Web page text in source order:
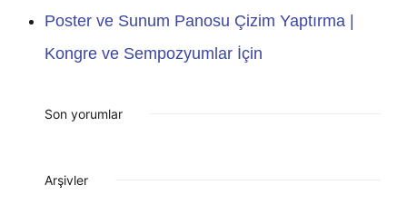
Poster ve Sunum Panosu Çizim Yaptırma |
Kongre ve Sempozyumlar İçin
Son yorumlar
Arşivler